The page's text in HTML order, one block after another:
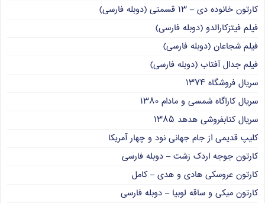
کارتون خانوده دی – ۱۳ قسمتی (دوبله فارسی)
فیلم فیتزکارالدو (دوبله فارسی)
فیلم شجاعان (دوبله فارسی)
فیلم جدال آفتاب (دوبله فارسی)
سریال فروشگاه ۱۳۷۴
سریال کاراگاه شمسی و مادام ۱۳۸۰
سریال کتابفروشی هدهد ۱۳۸۵
کلیپ قدیمی از جام جهانی نود و چهار آمریکا
کارتون جوجه اردک زشت – دوبله فارسی
کارتون عروسکی هادی و هدی – کامل
کارتون میکی و ساقه لوبیا – دوبله فارسی